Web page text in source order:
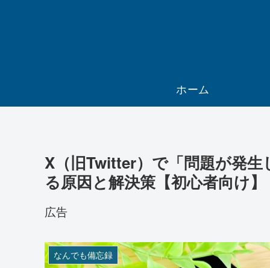
ホーム
X（旧Twitter）で「問題が発
る原因と解決策【初心者向け】
広告
なんでも備忘録